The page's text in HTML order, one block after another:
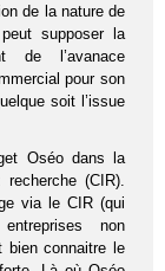
de la nature de
supposer la
de l’avanace
pour son
soit l’issue
Oséo dans la
(CIR).
via le CIR (qui
non
bien connaitre le